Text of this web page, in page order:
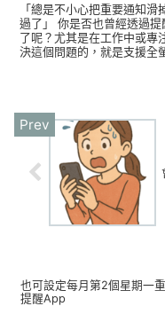
「總是不小心把重要通知
過了」 你是否也曾經透過
了呢？尤其是在工作中或專
決這個問題的，就是支援全
也可設定每月第2個星期一
提醒App